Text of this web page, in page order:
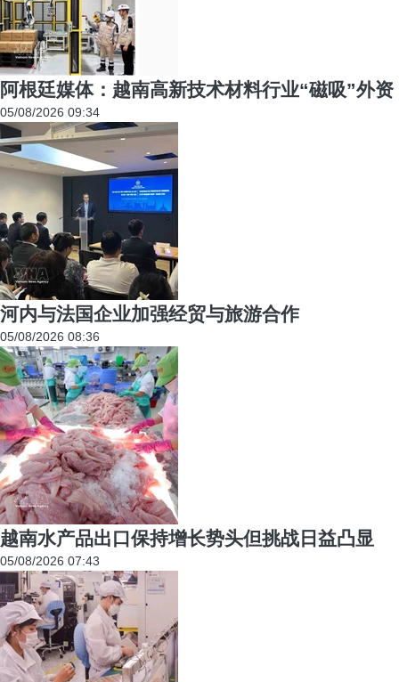
阿根廷媒体：越南高新技术材料行业“磁吸”外资
05/08/2026 09:34
河内与法国企业加强经贸与旅游合作
05/08/2026 08:36
越南水产品出口保持增长势头但挑战日益凸显
05/08/2026 07:43